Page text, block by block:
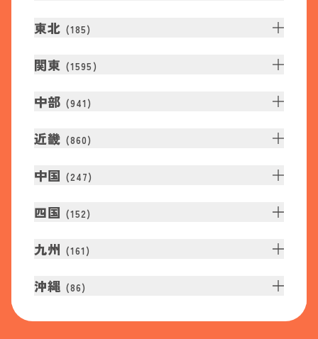
東北 (185)
関東 (1595 )
中部 (941 )
近畿 (860)
中国 (247)
四国 (152)
九州 (161 )
沖縄 (86)